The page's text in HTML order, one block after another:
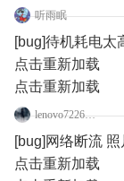
听雨眠
[bug]待机耗电太
点击重新加载
点击重新加载
lenovo72264073
[bug]网络断流
点击重新加载